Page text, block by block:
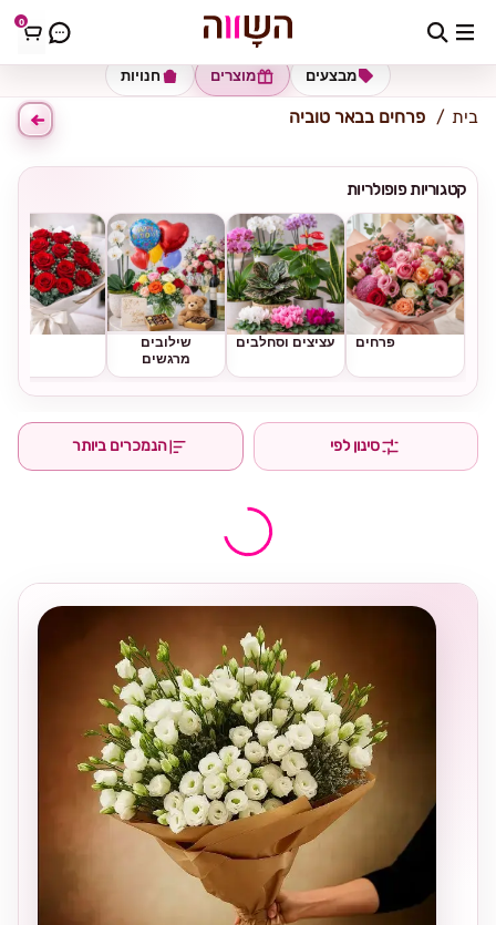
0 כתובת למשלוח הזינו כתובת
חנויות מוצרים מבצעים
בית פרחים בבאר טוביה
קטגוריות פופולריות
פרחים עציצים וסחלבים
שילובים
מרגשים
סינון לפי הנמכרים ביותר